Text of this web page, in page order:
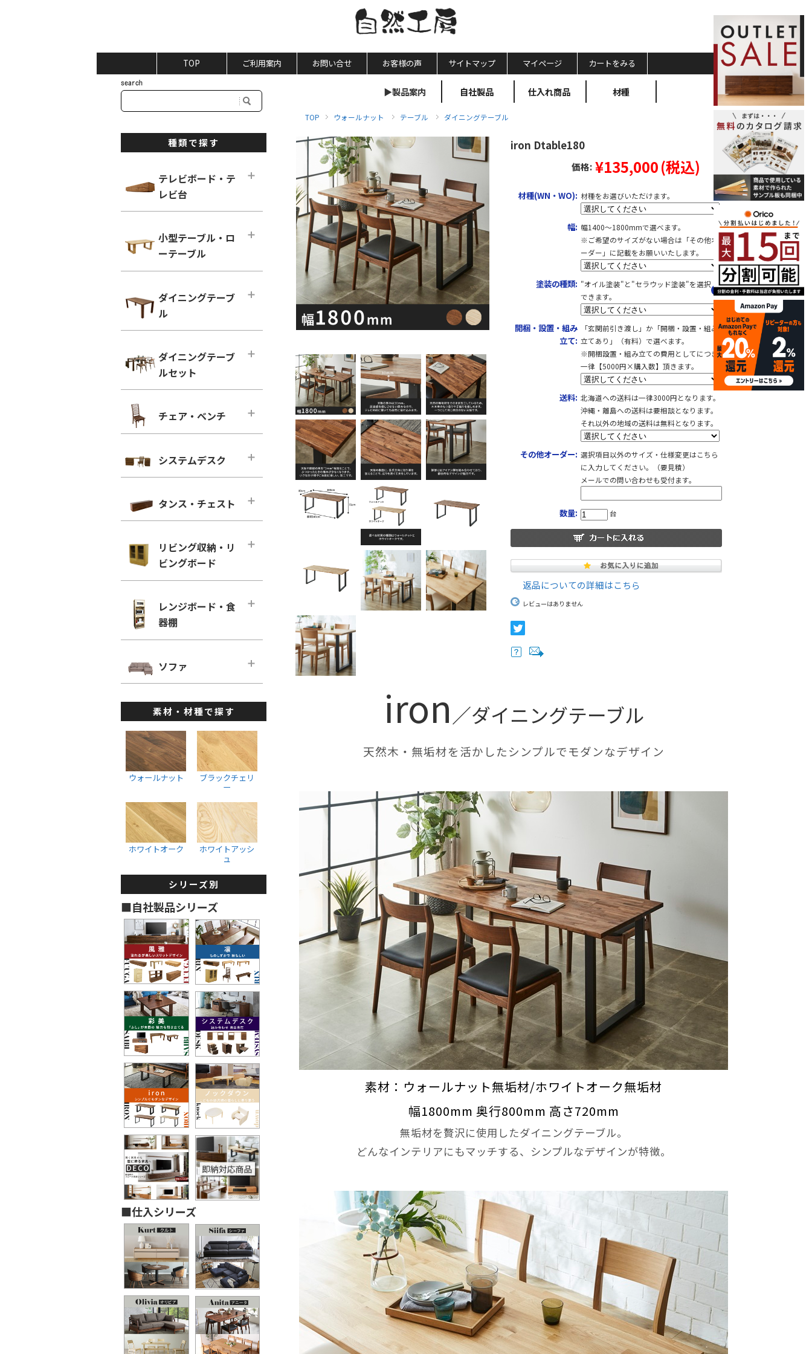
TOP ご利用案内 お問い合せ お客様の声 サイトマップ マイページ カートをみる
▶製品案内 自社製品 仕入れ商品 材種
TOP ウォールナット テーブル ダイニングテーブル
iron Dtable180
価格: ¥135,000(税込)
材種(WN・WO): 材種をお選びいただけます。
幅: 幅1400～1800mmで選べます。
※ご希望のサイズがない場合は「その他オ
ーダー」に記載をお願いいたします。
塗装の種類: "オイル塗装"と"セラウッド塗装"を選択
できます。
開梱・設置・組み
立て:
「玄関前引き渡し」か「開梱・設置・組み
立てあり」（有料）で選べます。
※開梱設置・組み立ての費用としてにつき
一律【5000円×購入数】頂きます。
送料: 北海道への送料は一律3000円となります。
沖縄・離島への送料は要相談となります。
それ以外の地域の送料は無料となります。
その他オーダー: 選択項目以外のサイズ・仕様変更はこちら
に入力してください。（要見積）
メールでの問い合わせも受付ます。
数量: 台
返品についての詳細はこちら
レビューはありません
iron／ダイニングテーブル
天然木・無垢材を活かしたシンプルでモダンなデザイン
素材：ウォールナット無垢材/ホワイトオーク無垢材
幅1800mm 奥行800mm 高さ720mm
無垢材を贅沢に使用したダイニングテーブル。
どんなインテリアにもマッチする、シンプルなデザインが特徴。
種類で探す
テレビボード・テ
レビ台
ロータイプ テレビボード
ハイタイプ テレビボード
幅100cm未満
幅100cm～150cm未満
幅150cm～200cm未満
幅200cm～300cm未満
幅300cm以上
ウォールナット
ブラックチェリー
ホワイトオーク
小型テーブル・ロ
ーテーブル
幅100cm未満
幅100cm以上
引き出し付きタイプ
ウォールナット
ホワイトオーク
ホワイトアッシュ
ダイニングテーブ
ル
幅100cm～150cm未満
幅150cm～200cm未満
2人用
4人用
6人用
シンプルタイプ
ウォールナット
ホワイトオーク
ダイニングテーブ
ルセット
凛／RIN
ブラックチェリー
ホワイトオーク
ホワイトアッシュ
チェア・ベンチ
ダイニングチェア
ブラックチェリー
ホワイトオーク
ホワイトアッシュ
リビングチェア
デスクチェア・オフィスチェア
ベンチ
ウォールナット
ブラックチェリー
ホワイトアッシュ
スツール
システムデスク
■幅160cm
幅160cm－奥行き60cm
■幅180cm
幅180cm－奥行き46cm
幅180cm－奥行き60cm
■幅200cm
幅200cm－奥行き46cm
幅200cm－奥行き60cm
■幅220cm
幅220cm－奥行き46cm
幅220cmー奥行き60cm
■幅240cm
幅240cm－奥行き46cm
幅240cmー奥行き60cm
タンス・チェスト
ローチェスト
幅100cm未満
幅150cm～200cm未満
幅200cm以上
ブラックチェリー
ホワイトオーク
ホワイトアッシュ
幅100cm未満
幅100cm～150cm未満
幅150cm～200cm未満
幅200cm以上
ウォールナット
ブラックチェリー
ホワイトアッシュ
タンス・着物箪笥
リビング収納・リ
ビングボード
インページ
キャビネット・サイドボード
ウォールナット
ブラックチェリー
棚・ラック・シェルフ
ウォールナット
ブラックチェリー
ホワイトオーク
収納ボックス
レンジボード・食
器棚
ジ
レンジボード
ソファ
カウチソファ
1人掛けソファ
2人掛けソファ
3人掛けソファ
ブラックチェリー
ホワイトオーク
素材・材種で探す
ウォールナット
ブラックチェリ
ー
ホワイトオーク
ホワイトアッシ
ュ
シリーズ別
■自社製品シリーズ
■仕入シリーズ